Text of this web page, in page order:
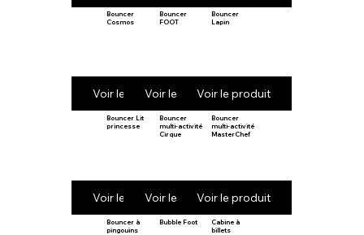
Bouncer
Cosmos
Voir le produit
Bouncer
FOOT
Voir le produit
Bouncer
Lapin
Voir le produit
Bouncer Lit
princesse
Voir le produit
Bouncer
multi-activité
Cirque
Voir le produit
Bouncer
multi-activité
MasterChef
Voir le produit
Bouncer à
pingouins
Bubble Foot
Cabine à
billets